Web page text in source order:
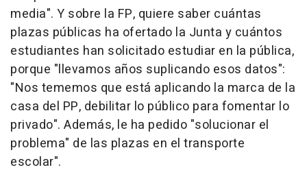
media". Y sobre la FP, quiere saber cuántas
plazas públicas ha ofertado la Junta y cuántos
estudiantes han solicitado estudiar en la pública,
porque "llevamos años suplicando esos datos":
"Nos tememos que está aplicando la marca de la
casa del PP, debilitar lo público para fomentar lo
privado". Además, le ha pedido "solucionar el
problema" de las plazas en el transporte
escolar".